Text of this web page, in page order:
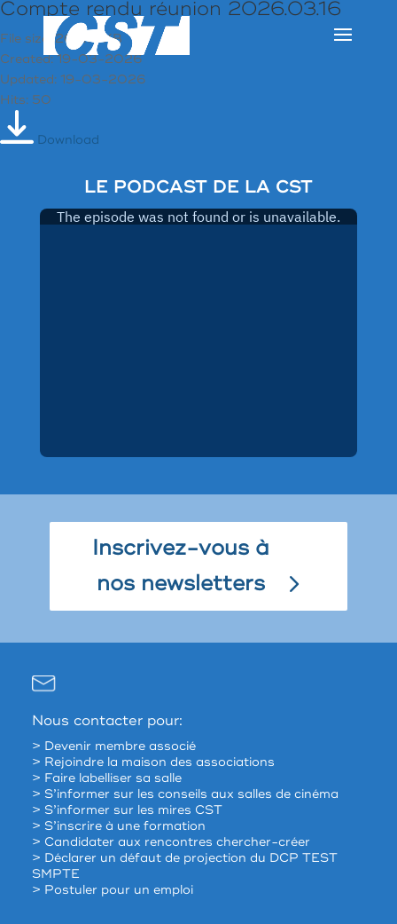
Compte rendu réunion 2026.03.16
File size: 206.17 KB
Created: 19-03-2026
Updated: 19-03-2026
Hits: 50
Download
LE PODCAST DE LA CST
Inscrivez-vous à
nos newsletters
Nous contacter pour:
> Devenir membre associé
> Rejoindre la maison des associations
> Faire labelliser sa salle
> S’informer sur les conseils aux salles de cinéma
> S’informer sur les mires CST
> S’inscrire à une formation
> Candidater aux rencontres chercher-créer
> Déclarer un défaut de projection du DCP TEST
SMPTE
> Postuler pour un emploi